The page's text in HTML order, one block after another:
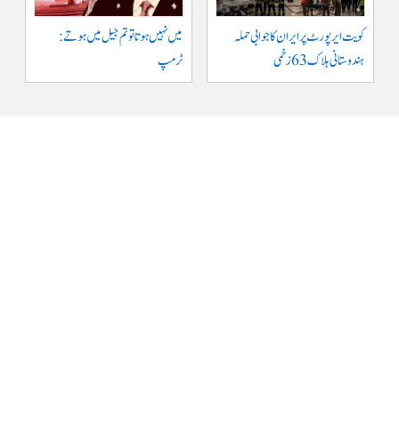
کویت ایر پورٹ پر ایران کا جوابی حملہ
ہندوستانی ہلاک 63 زخمی
میں نہیں ہوتا تو تم جیل میں ہوتے :
ٹرمپ